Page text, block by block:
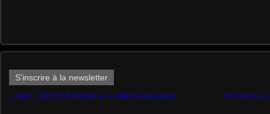
S'inscrire à la newsletter
GMC CCKW 353 Bofors au 1/48ème (par Bob) M7 Priest